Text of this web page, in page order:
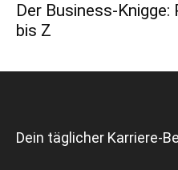
Der Business-
bis Z
Dein täglicher Karriere-